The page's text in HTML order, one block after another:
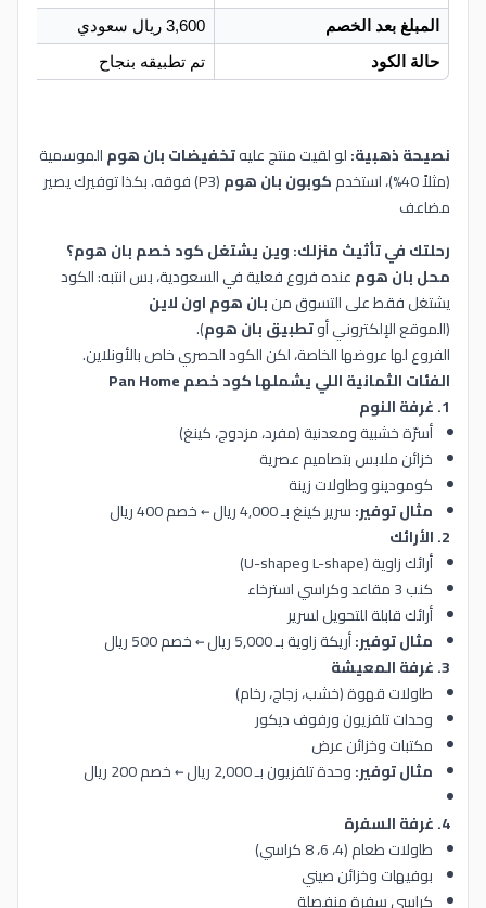
المبلغ بعد الخصم 3,600 ريال سعودي
حالة الكود تم تطبيقه بنجاح
نصيحة ذهبية:لو لقيت منتج عليهتخفيضات بان هومالموسمية
(مثلاً 40%)، استخدم
كوبون بان هوم
(P3) فوقه. بكذا توفيرك يصير
مضاعف
رحلتك في تأثيث منزلك: وين يشتغل كود خصم بان هوم؟
محل بان هومعنده فروع فعلية في السعودية، بس انتبه: الكود
يشتغل فقط على التسوق منبان هوم اون لاين
(الموقع الإلكتروني أوتطبيق بان هوم).
الفروع لها عروضها الخاصة، لكن الكود الحصري خاص بالأونلاين.
الفئات الثمانية اللي يشملها كود خصم Pan Home
1. غرفة النوم
أسرّة خشبية ومعدنية (مفرد، مزدوج، كينغ)
خزائن ملابس بتصاميم عصرية
كومودينو وطاولات زينة
مثال توفير:سرير كينغ بـ 4,000 ريال ← خصم 400 ريال
2. الأرائك
أرائك زاوية (L-shape وU-shape)
كنب 3 مقاعد وكراسي استرخاء
أرائك قابلة للتحويل لسرير
مثال توفير:أريكة زاوية بـ 5,000 ريال ← خصم 500 ريال
3. غرفة المعيشة
طاولات قهوة (خشب، زجاج، رخام)
وحدات تلفزيون ورفوف ديكور
مكتبات وخزائن عرض
مثال توفير:وحدة تلفزيون بـ 2,000 ريال ← خصم 200 ريال
4. غرفة السفرة
طاولات طعام (4، 6، 8 كراسي)
بوفيهات وخزائن صيني
كراسي سفرة منفصلة